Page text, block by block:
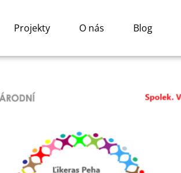
Projekty O nás Blog